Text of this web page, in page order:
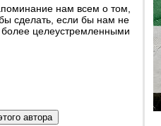
нам всем о том,
сделать, если бы нам не
целеустремленными